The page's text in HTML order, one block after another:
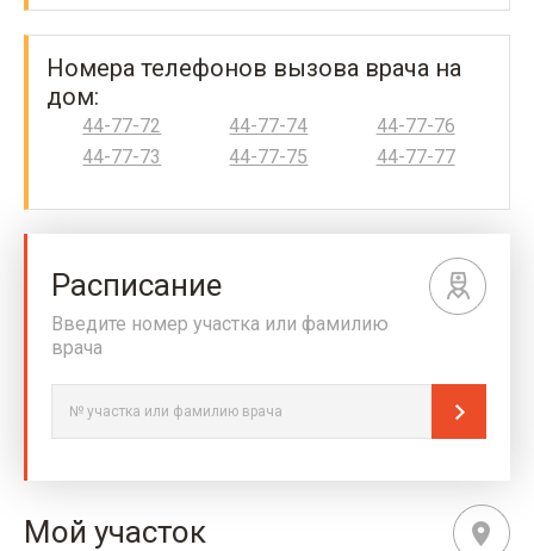
Номера телефонов вызова врача на
дом:
44-77-72
44-77-73
44-77-74
44-77-75
44-77-76
44-77-77
Расписание
Введите номер участка или фамилию
врача
Мой участок